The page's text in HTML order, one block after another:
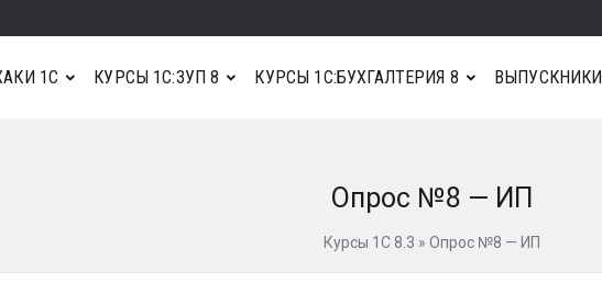
1С КУРСЫ 1С:ЗУП 8 КУРСЫ 1С:БУХГАЛТЕРИЯ 8 ВЫПУСКНИКИ
Опрос №8 — ИП
Курсы 1С 8.3 » Опрос №8 — ИП